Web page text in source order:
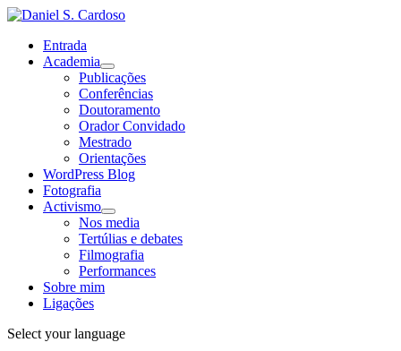
Entrada
Academia
Publicações
Conferências
Doutoramento
Orador Convidado
Mestrado
Orientações
WordPress Blog
Fotografia
Activismo
Nos media
Tertúlias e debates
Filmografia
Performances
Sobre mim
Ligações
Select your language